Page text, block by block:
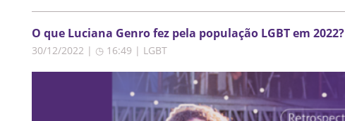
O que Luciana Genro fez pela população LGBT em 2022?
30/12/2022 | ◷ 16:49 | LGBT